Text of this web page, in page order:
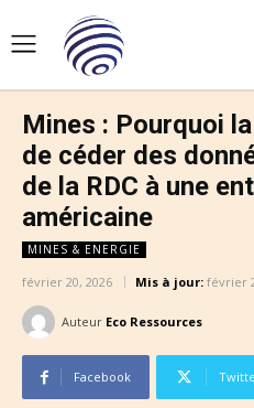
Mines : Pourquoi
de céder des
de la RDC à une
américaine
MINES & ENERGIE
février 20, 2026 Mis à jour: février
Auteur Eco Ressources
Facebook